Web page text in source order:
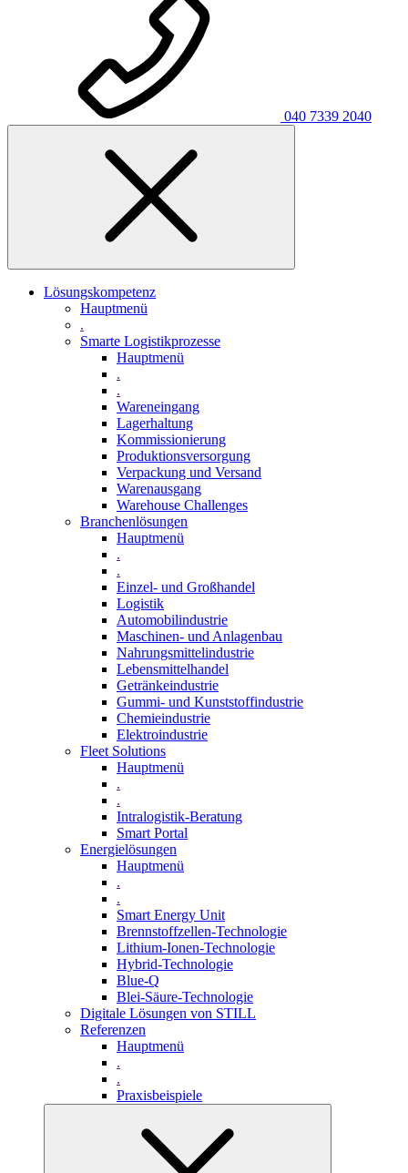
040 7339 2040
Lösungskompetenz
Hauptmenü
.
Smarte Logistikprozesse
Hauptmenü
.
.
Wareneingang
Lagerhaltung
Kommissionierung
Produktionsversorgung
Verpackung und Versand
Warenausgang
Warehouse Challenges
Branchenlösungen
Hauptmenü
.
.
Einzel- und Großhandel
Logistik
Automobilindustrie
Maschinen- und Anlagenbau
Nahrungsmittelindustrie
Lebensmittelhandel
Getränkeindustrie
Gummi­- und Kunststoffindustrie
Chemieindustrie
Elektroindustrie
Fleet Solutions
Hauptmenü
.
.
Intralogistik-Beratung
Smart Portal
Energielösungen
Hauptmenü
.
.
Smart Energy Unit
Brennstoffzellen-Technologie
Lithium-Ionen-Technologie
Hybrid-Technologie
Blue-Q
Blei-Säure-Technologie
Digitale Lösungen von STILL
Referenzen
Hauptmenü
.
.
Praxisbeispiele